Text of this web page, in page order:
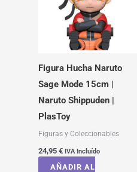
Figura Hucha Naruto
Sage Mode 15cm |
Naruto Shippuden |
PlasToy
Figuras y Coleccionables
24,95 € IVA Incluído
AÑADIR AL